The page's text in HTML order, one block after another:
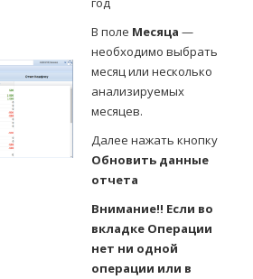
В поле Месяца —
необходимо выбрать
месяц или несколько
анализируемых
месяцев.
Далее нажать кнопку
Обновить данные
отчета
Внимание!! Если во
вкладке Операции
нет ни одной
операции или в